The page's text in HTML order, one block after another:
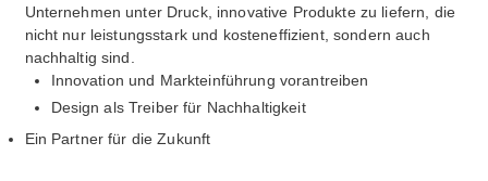
Unternehmen unter Druck, innovative Produkte zu liefern, die
nicht nur leistungsstark und kosteneffizient, sondern auch
nachhaltig sind.
Innovation und Markteinführung vorantreiben
Design als Treiber für Nachhaltigkeit
Ein Partner für die Zukunft